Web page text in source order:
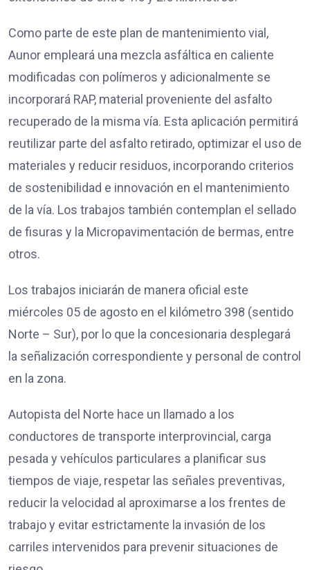
Como parte de este plan de mantenimiento vial,
Aunor empleará una mezcla asfáltica en caliente
modificadas con polímeros y adicionalmente se
incorporará RAP, material proveniente del asfalto
recuperado de la misma vía. Esta aplicación permitirá
reutilizar parte del asfalto retirado, optimizar el uso de
materiales y reducir residuos, incorporando criterios
de sostenibilidad e innovación en el mantenimiento
de la vía. Los trabajos también contemplan el sellado
de fisuras y la Micropavimentación de bermas, entre
otros.
Los trabajos iniciarán de manera oficial este
miércoles 05 de agosto en el kilómetro 398 (sentido
Norte – Sur), por lo que la concesionaria desplegará
la señalización correspondiente y personal de control
en la zona.
Autopista del Norte hace un llamado a los
conductores de transporte interprovincial, carga
pesada y vehículos particulares a planificar sus
tiempos de viaje, respetar las señales preventivas,
reducir la velocidad al aproximarse a los frentes de
trabajo y evitar estrictamente la invasión de los
carriles intervenidos para prevenir situaciones de